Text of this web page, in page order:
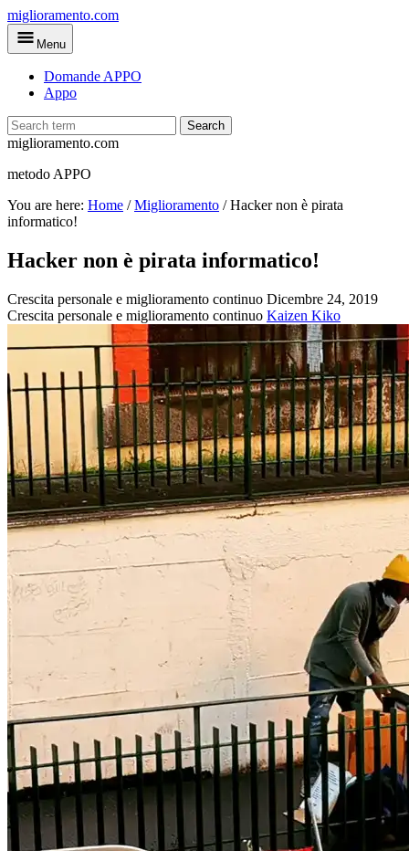
Skip
to
main
miglioramento.com
Menu
Domande APPO
Appo
Search
miglioramento.com
metodo APPO
You are here: Home /Miglioramento /Hacker non è pirata
informatico!
Hacker non è pirata informatico!
Crescita personale e miglioramento continuo Dicembre 24, 2019
Crescita personale e miglioramento continuo Kaizen Kiko